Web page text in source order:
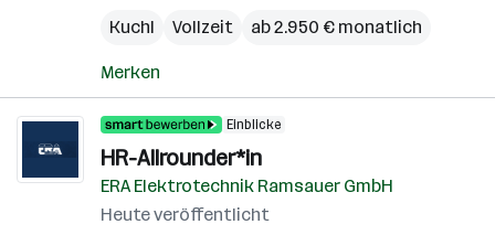
Kuchl
Vollzeit ab 2.950 € monatlich
Merken
Einblicke
HR-Allrounder*in
ERA Elektrotechnik Ramsauer GmbH
Heute veröffentlicht